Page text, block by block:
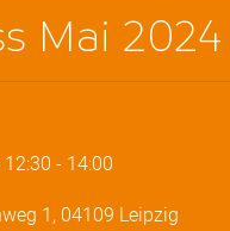
Mai
12:30 - 14:00
1, 04109 Leipzig